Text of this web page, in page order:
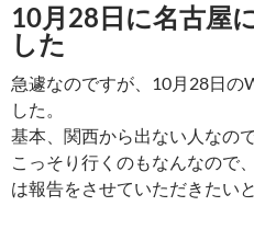
10月28日に名古屋
した
急遽なのですが、10月28日の
した。
基本、関西から出ない人なの
こっそり行くのもなんなので
は報告をさせていただきたい